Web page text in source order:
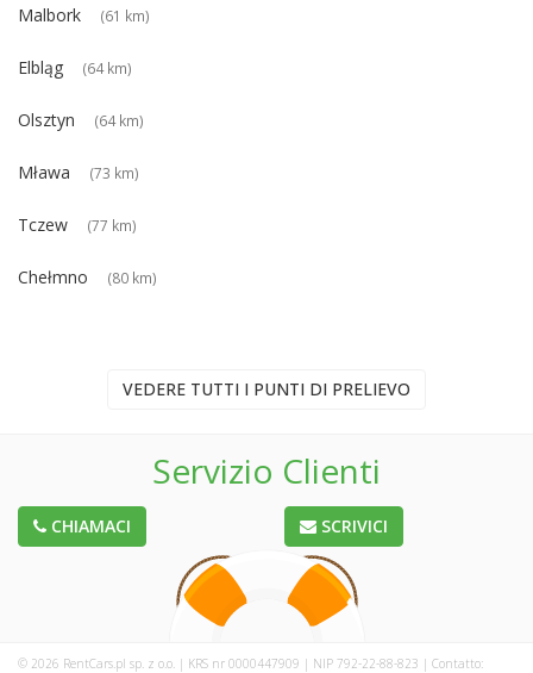
Malbork (61 km)
Elbląg (64 km)
Olsztyn (64 km)
Mława (73 km)
Tczew (77 km)
Chełmno (80 km)
VEDERE TUTTI I PUNTI DI PRELIEVO
Servizio Clienti
CHIAMACI SCRIVICI
© 2026 RentCars.pl sp. z o.o. | KRS nr 0000447909 | NIP 792-22-88-823 | Contatto: